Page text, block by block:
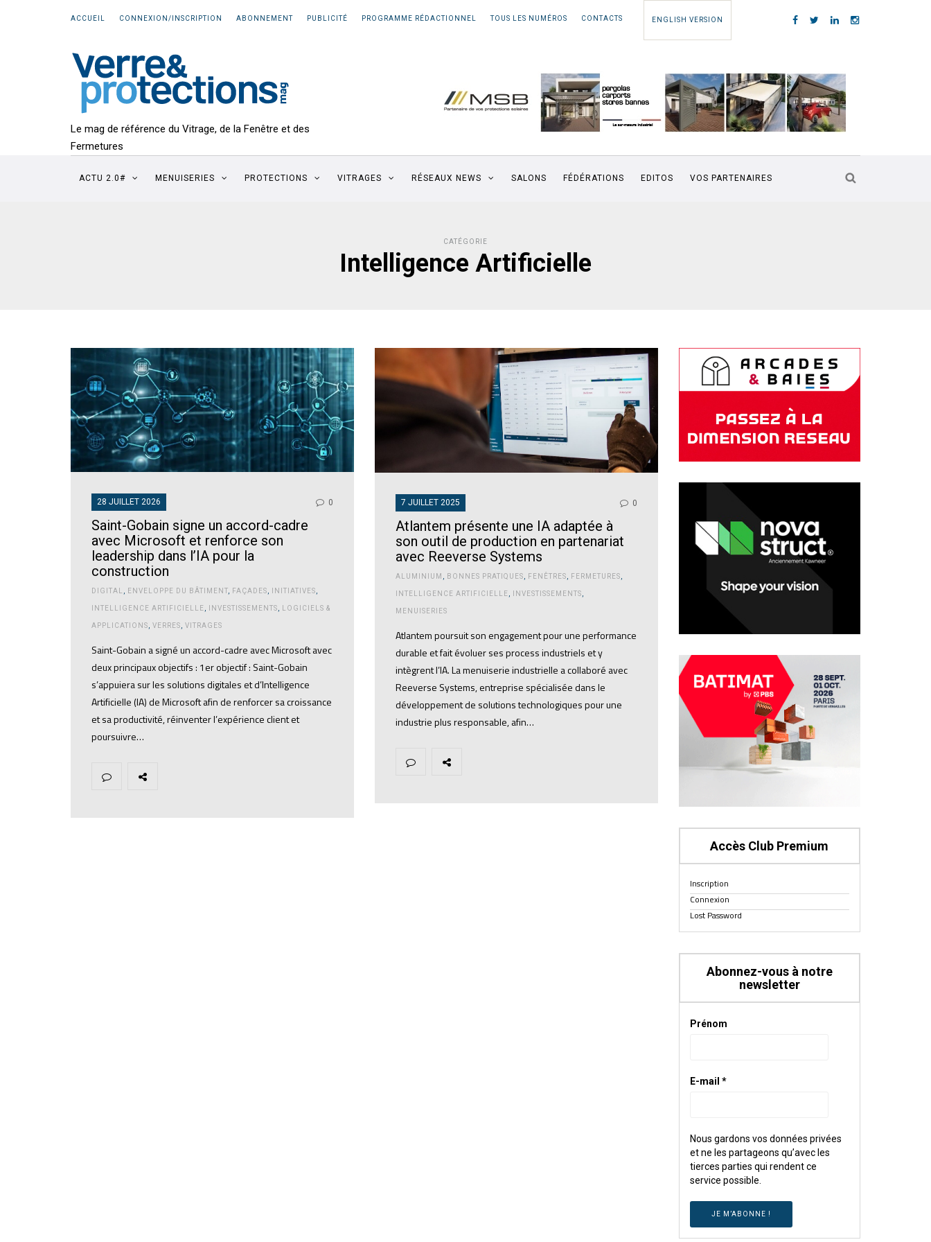
ACCUEIL CONNEXION/INSCRIPTION ABONNEMENT PUBLICITÉ PROGRAMME RÉDACTIONNEL TOUS LES NUMÉROS CONTACTS ENGLISH VERSION
Le mag de référence du Vitrage, de la Fenêtre et des
Fermetures
ACTU 2.0# MENUISERIES PROTECTIONS VITRAGES RÉSEAUX NEWS SALONS FÉDÉRATIONS EDITOS VOS PARTENAIRES
CATÉGORIE
Intelligence Artificielle
28 JUILLET 2026 0
Saint-Gobain signe un accord-cadre
avec Microsoft et renforce son
leadership dans l’IA pour la
construction
DIGITAL , ENVELOPPE DU BÂTIMENT, FAÇADES, INITIATIVES,
INTELLIGENCE ARTIFICIELLE, INVESTISSEMENTS, LOGICIELS &
APPLICATIONS, VERRES, VITRAGES
Saint-Gobain a signé un accord-cadre avec Microsoft avec
deux principaux objectifs : 1er objectif : Saint-Gobain
s’appuiera sur les solutions digitales et d’Intelligence
Artificielle (IA) de Microsoft afin de renforcer sa croissance
et sa productivité, réinventer l’expérience client et
poursuivre…
7 JUILLET 2025 0
Atlantem présente une IA adaptée à
son outil de production en partenariat
avec Reeverse Systems
ALUMINIUM BONNES PRATIQUES FENÊTRES FERMETURES
INTELLIGENCE ARTIFICIELLE INVESTISSEMENTS
MENUISERIES
Atlantem poursuit son engagement pour une performance
durable et fait évoluer ses process industriels et y
intègrent l’IA. La menuiserie industrielle a collaboré avec
Reeverse Systems, entreprise spécialisée dans le
développement de solutions technologiques pour une
industrie plus responsable, afin…
Accès Club Premium
Inscription
Connexion
Lost Password
Abonnez-vous à notre
newsletter
Prénom
E-mail *
Nous gardons vos données privées
et ne les partageons qu’avec les
tierces parties qui rendent ce
service possible.